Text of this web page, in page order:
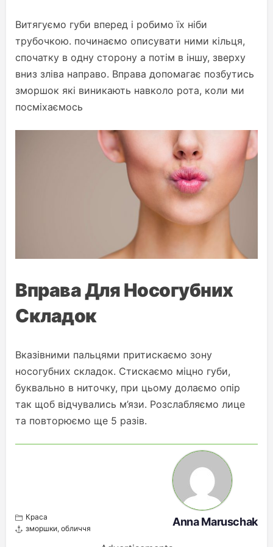
Витягуємо губи вперед і робимо їх ніби
трубочкою. починаємо описувати ними кільця,
спочатку в одну сторону а потім в іншу, зверху
вниз зліва направо. Вправа допомагає позбутись
зморшок які виникають навколо рота, коли ми
посміхаємось
Вправа Для Носогубних
Складок
Вказівними пальцями притискаємо зону
носогубних складок. Стискаємо міцно губи,
буквально в ниточку, при цьому долаємо опір
так щоб відчувались м’язи. Розслабляємо лице
та повторюємо ще 5 разів.
Краса
зморшки, обличчя
Anna Maruschak